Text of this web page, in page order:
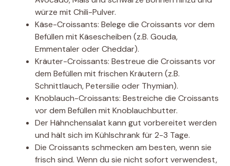
würze mit Chili-Pulver.
Käse-Croissants: Belege die Croissants vor dem
Befüllen mit Käsescheiben (z.B. Gouda,
Emmentaler oder Cheddar).
Kräuter-Croissants: Bestreue die Croissants vor
dem Befüllen mit frischen Kräutern (z.B.
Schnittlauch, Petersilie oder Thymian).
Knoblauch-Croissants: Bestreiche die Croissants
vor dem Befüllen mit Knoblauchbutter.
Der Hähnchensalat kann gut vorbereitet werden
und hält sich im Kühlschrank für 2-3 Tage.
Die Croissants schmecken am besten, wenn sie
frisch sind. Wenn du sie nicht sofort verwendest,